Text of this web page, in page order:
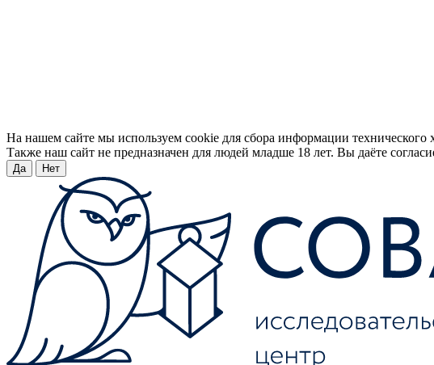
На нашем сайте мы используем cookie для сбора информации
Также наш сайт не предназначен для людей младше 18 лет. Вы даёте
Да Нет